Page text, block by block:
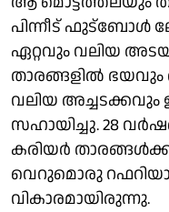
പിന്നീട് ഫുട്ബോൾ
ഏറ്റവും വലിയ
താരങ്ങളിൽ
വലിയ അച്ചടക്കവും
സഹായിച്ചു. 28
കരിയർ
വെറുമൊരു
വികാരമായിരുന്നു.